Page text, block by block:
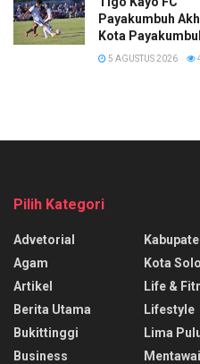
Payakumbuh
Kota
5 AGUSTUS 2026
Pilih Kategori
Advetorial
Agam
Artikel
Berita Utama
Bukittinggi
Business
Kota
Life &
Lifestyle
Lima
Mentawai